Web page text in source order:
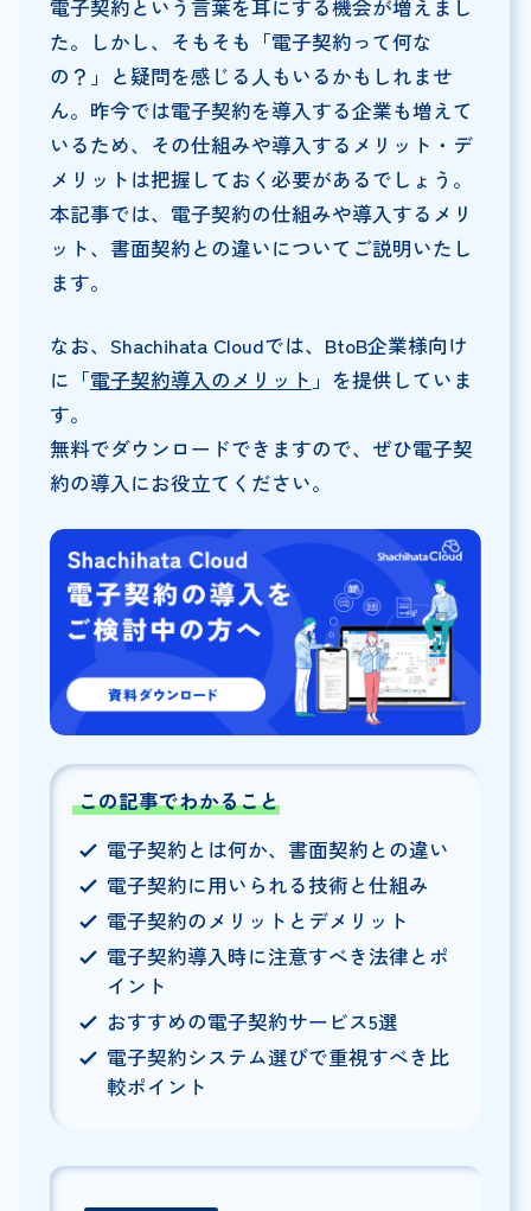
電子契約という言葉を耳にする機会が増えまし
た。しかし、そもそも「電子契約って何な
の？」と疑問を感じる人もいるかもしれませ
ん。昨今では電子契約を導入する企業も増えて
いるため、その仕組みや導入するメリット・デ
メリットは把握しておく必要があるでしょう。
本記事では、電子契約の仕組みや導入するメリ
ット、書面契約との違いについてご説明いたし
ます。
なお、Shachihata Cloudでは、BtoB企業様向け
に「電子契約導入のメリット 」を提供していま
す。
無料でダウンロードできますので、ぜひ電子契
約の導入にお役立てください。
この記事でわかること
電子契約とは何か、書面契約との違い
電子契約に用いられる技術と仕組み
電子契約のメリットとデメリット
電子契約導入時に注意すべき法律とポ
イント
おすすめの電子契約サービス5選
電子契約システム選びで重視すべき比
較ポイント